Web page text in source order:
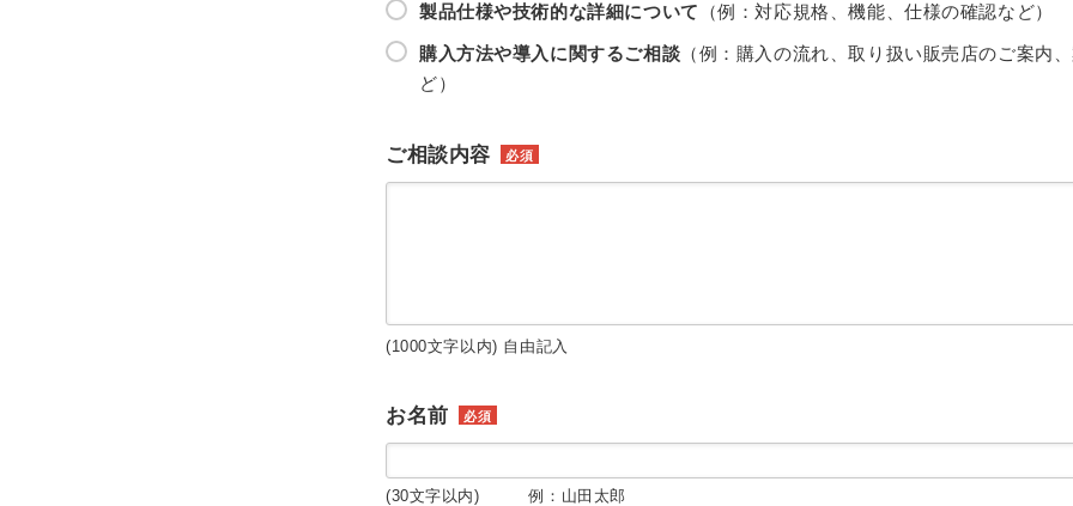
製品仕様や技術的な詳細について （例：対応規格、機能、仕様の確認など）
購入方法や導入に関するご相談 （例：購入の流れ、取り扱い販売店のご案内
ど）
ご相談内容 必須
(1000文字以内) 自由記入
お名前 必須
(30文字以内) 例：山田太郎